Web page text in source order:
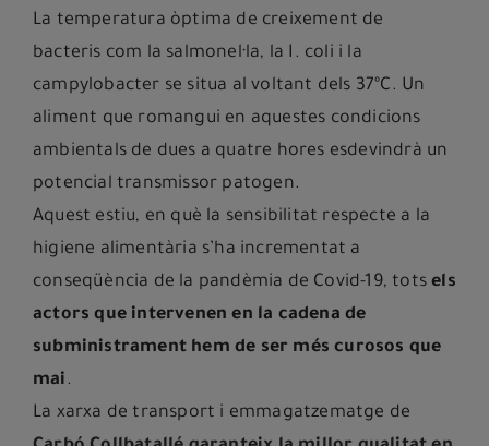
La temperatura òptima de creixement de
bacteris com la salmonel·la, la I. coli i la
campylobacter se situa al voltant dels 37ºC. Un
aliment que romangui en aquestes condicions
ambientals de dues a quatre hores esdevindrà un
potencial transmissor patogen.
Aquest estiu, en què la sensibilitat respecte a la
higiene alimentària s’ha incrementat a
conseqüència de la pandèmia de Covid-19, totsels
actors que intervenen en la cadena de
subministrament hem de ser més curosos que
mai.
La xarxa de transport i emmagatzematge de